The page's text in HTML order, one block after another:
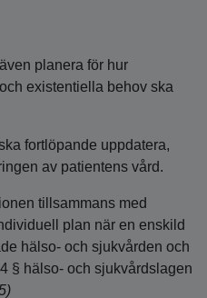
planera för hur
existentiella behov ska
fortlöpande uppdatera,
av patientens vård.
tillsammans med
plan när en enskild
hälso- och sjukvården och
§ hälso- och sjukvårdslagen